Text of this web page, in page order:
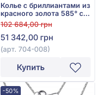
Колье с бриллиантами из
красного золота 585° с
бриллиантом 0,1ct, арт.
704-008
102 684,00 грн
51 342,00 грн
(арт. 704-008)
Купить
-50%